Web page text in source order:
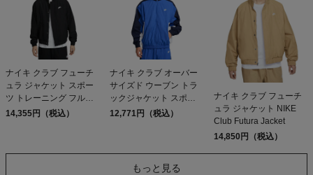
ナイキ クラブ フューチ
ュラ ジャケット スポー
ツ トレーニング フルジ
ップ NIKE
14,355円（税込）
ナイキ クラブ オーバー
サイズド ウーブン トラ
ックジャケット スポー
ツ トレーニング フルジ
12,771円（税込）
ナイキ クラブ フューチ
ュラ ジャケット NIKE
Club Futura Jacket
14,850円（税込）
もっと見る